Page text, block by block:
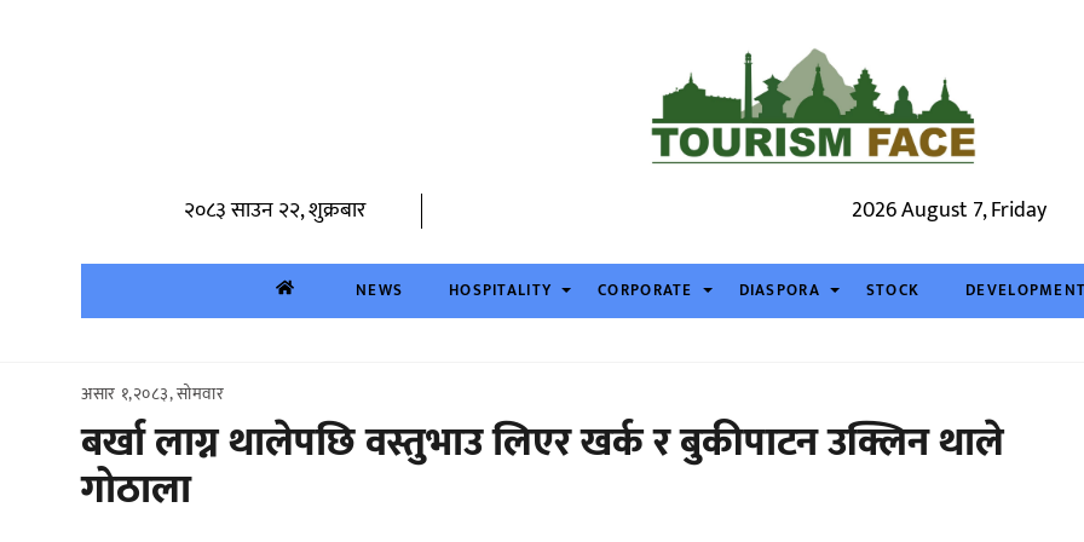
२०८३ साउन २२, शुक्रबार 2026 August 7, Friday
NEWS HOSPITALITY CORPORATE DIASPORA STOCK DEVELOPMENT
असार १,२०८३, सोमवार
बर्खा लाग्न थालेपछि वस्तुभाउ लिएर खर्क र बुकीपाटन उक्लिन थाले
गोठाला